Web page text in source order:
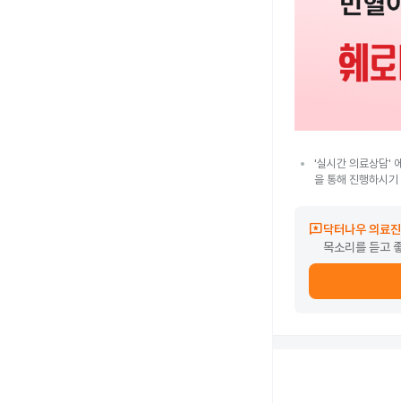
'실시간 의료상담'
을 통해 진행하시
reviews닥터나우 의료
목소리를 듣고